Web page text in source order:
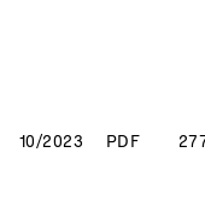
10/2023 PDF